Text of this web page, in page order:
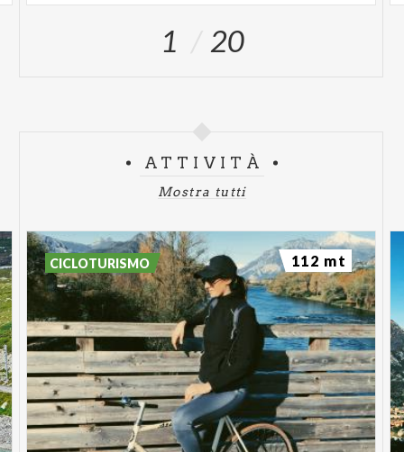
1 20
ATTIVITÀ
Mostra tutti
CICLOTURISMO 112 mt